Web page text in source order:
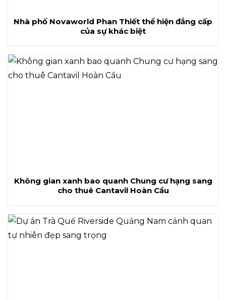
Nhà phố Novaworld Phan Thiết thể hiện đẳng cấp
của sự khác biệt
Không gian xanh bao quanh Chung cư hạng sang
cho thuê Cantavil Hoàn Cầu